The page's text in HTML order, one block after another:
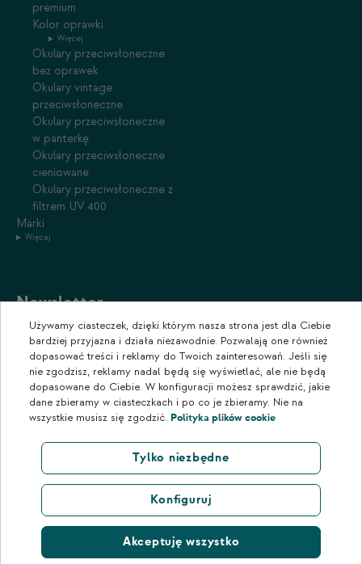
premium
Kolor oprawki
Więcej
Okulary przeciwsłoneczne
bez oprawek
Okulary vintage
przeciwsłoneczne
Okulary przeciwsłoneczne
w panterkę
Okulary przeciwsłoneczne
cieniowane
Okulary przeciwsłoneczne z
filtrem UV 400
Marki
Więcej
Newsletter
Zapisz się do naszego newslettera, aby otrzymywać informacje o
promocjach i nowościach w naszym sklepie.
© 2026 Scorpion Eyewear. All rights reserved
Używamy ciasteczek, dzięki którym nasza strona jest dla Ciebie
bardziej przyjazna i działa niezawodnie. Pozwalają one również
dopasować treści i reklamy do Twoich zainteresowań. Jeśli się
nie zgodzisz, reklamy nadal będą się wyświetlać, ale nie będą
dopasowane do Ciebie. W konfiguracji możesz sprawdzić, jakie
dane zbieramy w ciasteczkach i po co je zbieramy. Nie na
wszystkie musisz się zgodzić. Polityka plików cookie
Tylko niezbędne
Konfiguruj
Akceptuję wszystko